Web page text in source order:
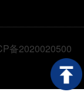
备2020020500